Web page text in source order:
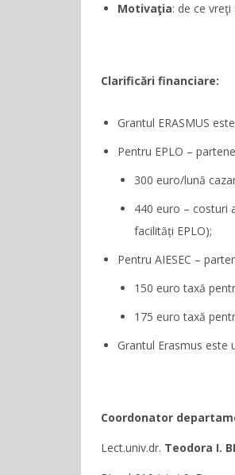
Motivaţia: de ce
Clarificări financiare:
Grantul ERASMUS
Pentru EPLO –
300 euro/lună
440 euro – costuri
facilități EPLO);
Pentru AIESEC –
150 euro taxă
175 euro taxă
Grantul Erasmus
Coordonator
Lect.univ.dr. Teodora I.